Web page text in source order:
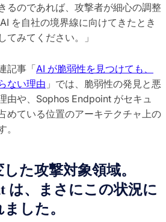
るのであれば、攻撃者が細心の調整
を自社の境界線に向けてきたとき
てみてください。」
記事「AI が脆弱性を見つけても、
ない理由 」では、脆弱性の発見と悪
由や、Sophos Endpoint がセキュ
めている位置のアーキテクチャ上の
。
た攻撃対象領域。
は、まさにこの状況に
した。